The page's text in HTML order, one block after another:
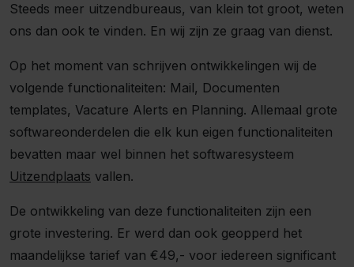
Steeds meer uitzendbureaus, van klein tot groot, weten
ons dan ook te vinden. En wij zijn ze graag van dienst.
Op het moment van schrijven ontwikkelingen wij de
volgende functionaliteiten: Mail, Documenten
templates, Vacature Alerts en Planning. Allemaal grote
softwareonderdelen die elk kun eigen functionaliteiten
bevatten maar wel binnen het softwaresysteem
Uitzendplaats vallen.
De ontwikkeling van deze functionaliteiten zijn een
grote investering. Er werd dan ook geopperd het
maandelijkse tarief van €49,- voor iedereen significant